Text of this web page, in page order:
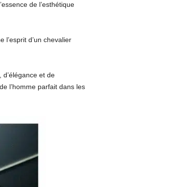
de l’esthétique
d’un chevalier
et de
l’homme parfait dans les